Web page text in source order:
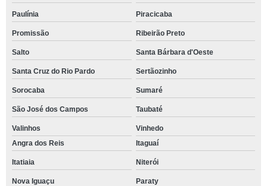
Paulínia Piracicaba
Promissão Ribeirão Preto
Salto Santa Bárbara d'Oeste
Santa Cruz do Rio Pardo Sertãozinho
Sorocaba Sumaré
São José dos Campos Taubaté
Valinhos
Vinhedo
Angra dos Reis
Itaguaí
Itatiaia Niterói
Nova Iguaçu Paraty